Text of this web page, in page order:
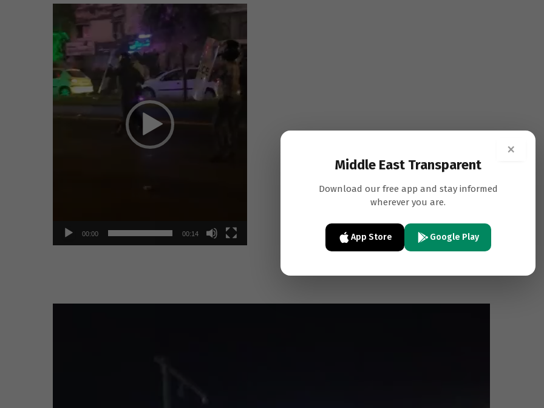
Video
Player
00:00 00:14
×
Middle East Transparent
Download our free app and stay informed
wherever you are.
App Store Google Play